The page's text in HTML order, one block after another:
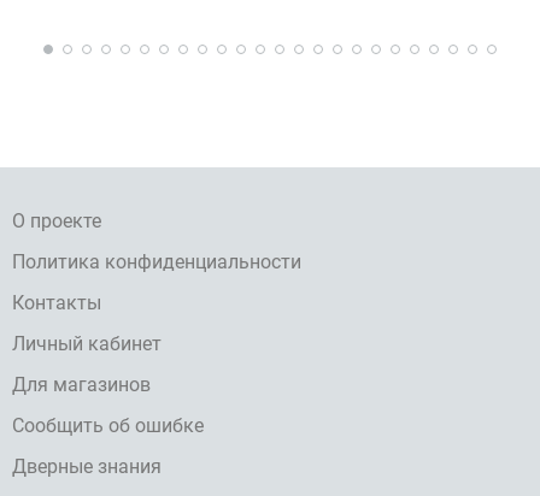
О проекте
Политика конфиденциальности
Контакты
Личный кабинет
Для магазинов
Сообщить об ошибке
Дверные знания